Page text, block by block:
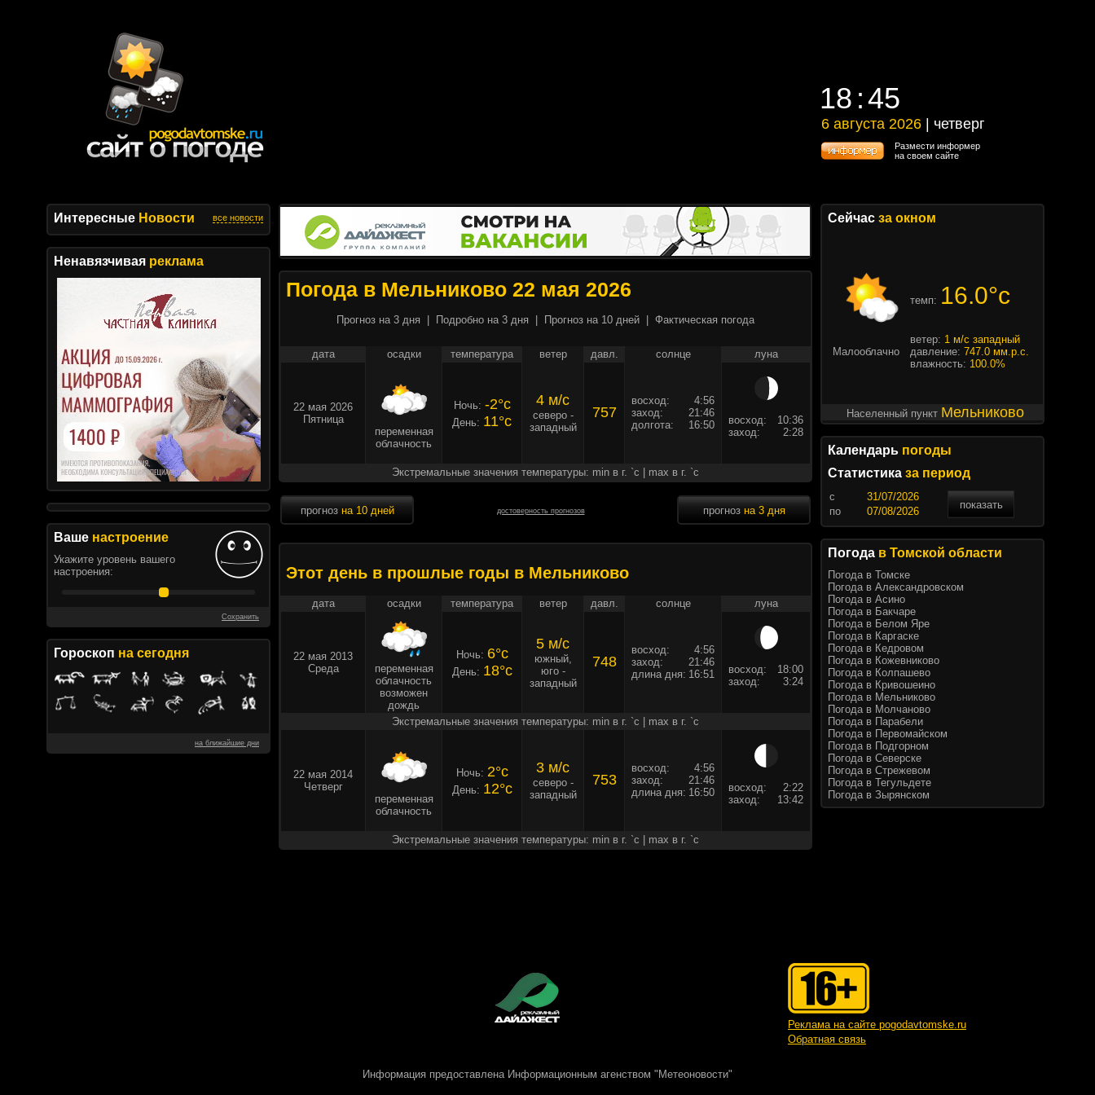
18 45
18 45
6 августа 2026 | четверг
6 августа 2026 | четверг
Размести информер
на своем сайте
Интересные Новости все новости
Ненавязчивая реклама
Ваше настроение
Укажите уровень вашего
настроения:
Сохранить
Гороскоп на сегодня
на ближайшие дни
Погода в Мельниково 22 мая 2026
Прогноз на 3 дня Подробно на 3 дня Прогноз на 10 дней Фактическая погода
дата осадки температура ветер давл. солнце луна
22 мая 2026
Пятница
переменная
облачность
Ночь: -2°c
День: 11°c
4 м/c
северо -
западный
757
восход:
4:56
заход:
21:46
долгота:
16:50 восход:
10:36
заход:
2:28
Экстремальные значения температуры: min в г. `c | max в г. `c
прогноз на 10 дней достоверность прогнозов прогноз на 3 дня
Этот день в прошлые годы в Мельниково
дата осадки температура ветер давл. солнце луна
22 мая 2013
Среда
переменная
облачность
возможен
дождь
Ночь: 6°c
День: 18°c
5 м/c
южный,
юго -
западный
748
восход:
4:56
заход:
21:46
длина дня: 16:51 восход:
18:00
заход:
3:24
Экстремальные значения температуры: min в г. `c | max в г. `c
22 мая 2014
Четверг
переменная
облачность
Ночь: 2°c
День: 12°c
3 м/c
северо -
западный
753
восход:
4:56
заход:
21:46
длина дня: 16:50 восход:
2:22
заход:
13:42
Экстремальные значения температуры: min в г. `c | max в г. `c
Сейчас за окном
темп: 16.0°c
Малооблачно
ветер: 1 м/с западный
давление: 747.0 мм.р.с.
влажность: 100.0%
Населенный пункт Мельниково
Календарь погоды
Статистика за период
c
показать
по
Погода в Томской области
Погода в Томске
Погода в Александровском
Погода в Асино
Погода в Бакчаре
Погода в Белом Яре
Погода в Каргаске
Погода в Кедровом
Погода в Кожевниково
Погода в Колпашево
Погода в Кривошеино
Погода в Мельниково
Погода в Молчаново
Погода в Парабели
Погода в Первомайском
Погода в Подгорном
Погода в Северске
Погода в Стрежевом
Погода в Тегульдете
Погода в Зырянском
Реклама на сайте pogodavtomske.ru
Обратная связь
Информация предоставлена Информационным агенством "Метеоновости"